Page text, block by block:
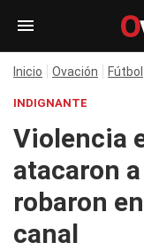
Inicio Ovación Fútbol
INDIGNANTE
Violencia
atacaron
robaron
canal